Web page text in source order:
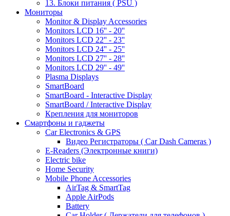
13. Блоки питания ( PSU )
Мониторы
Monitor & Display Accessories
Monitors LCD 16'' - 20''
Monitors LCD 22'' - 23''
Monitors LCD 24'' - 25''
Monitors LCD 27'' - 28''
Monitors LCD 29'' - 49''
Plasma Displays
SmartBoard
SmartBoard - Interactive Display
SmartBoard / Interactive Display
Крепления для мониторов
Смартфоны и гаджеты
Car Electronics & GPS
Видео Регистраторы ( Car Dash Cameras )
E-Readers (Электронные книги)
Electric bike
Home Security
Mobile Phone Accessories
AirTag & SmartTag
Apple AirPods
Battery